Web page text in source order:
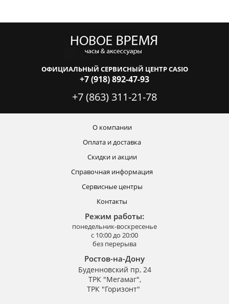
ОФИЦИАЛЬНЫЙ СЕРВИСНЫЙ ЦЕНТР CASIO
+7 (918) 892-47-93
+7 (863) 311-21-78
О компании
Оплата и доставка
Скидки и акции
Справочная информация
Сервисные центры
Контакты
Режим работы:
понедельник-воскресенье
с 10:00 до 20:00
без перерыва
Ростов-на-Дону
Буденновский пр, 24
ТРК "Мегамаг",
ТРК "Горизонт"